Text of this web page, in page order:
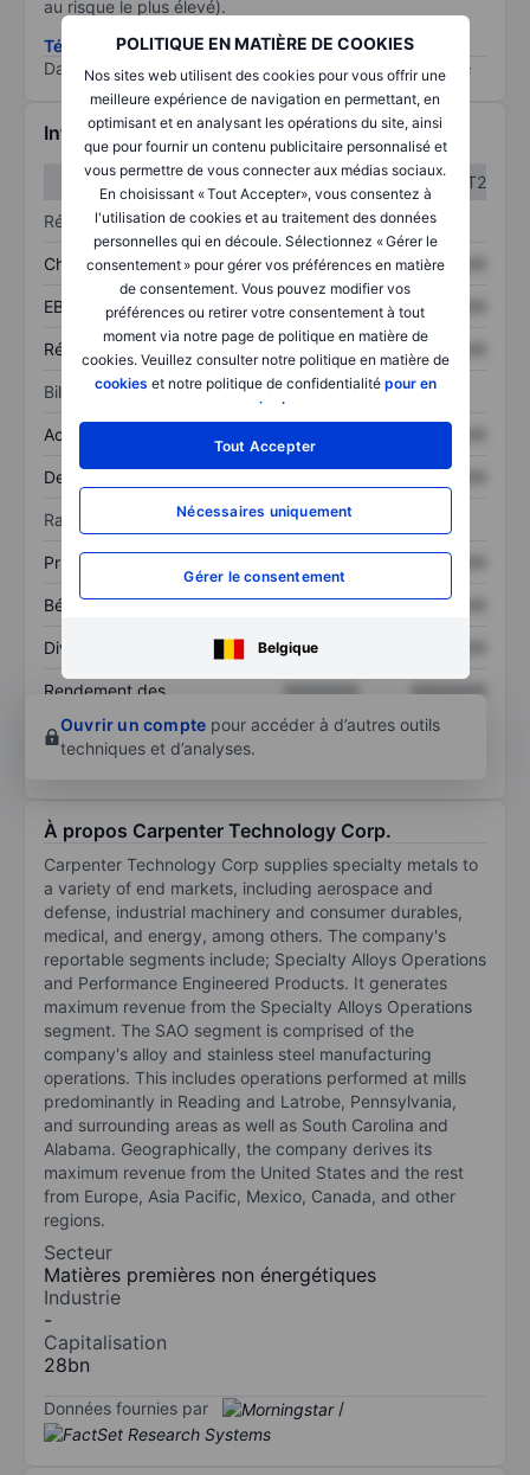
POLITIQUE EN MATIÈRE DE COOKIES
Nos sites web utilisent des cookies pour vous offrir une
meilleure expérience de navigation en permettant, en
optimisant et en analysant les opérations du site, ainsi
que pour fournir un contenu publicitaire personnalisé et
vous permettre de vous connecter aux médias sociaux.
En choisissant « Tout Accepter», vous consentez à
l'utilisation de cookies et au traitement des données
personnelles qui en découle. Sélectionnez « Gérer le
consentement » pour gérer vos préférences en matière
de consentement. Vous pouvez modifier vos
préférences ou retirer votre consentement à tout
moment via notre page de politique en matière de
cookies. Veuillez consulter notre politique en matière de
cookies et notre politique de confidentialité pour en
savoir plus
Tout Accepter
Nécessaires uniquement
Gérer le consentement
Belgique
au risque le plus élevé).
Télécharger la méthodologie ESG (en anglais)
Data provided by
/
Informations financières
T1
T2
Résultats
Chiffre d’affaires XXXXXXX XXXXXXX
EBITDA XXXXXXX XXXXXXX
Résultat net XXXXXXX XXXXXXX
Bilan
Actif total
Dette totale
Ratios
Prix / ventes XXXXXXX
Bénéfice par action XXXXXXX XXXXXXX
Dividende par action XXXXXXX
Rendement des
XXXXXXX
XXXXXXX
Ouvrir un compte pour accéder à d’autres outils
techniques et d’analyses.
À propos Carpenter Technology Corp.
Carpenter Technology Corp supplies specialty metals to
a variety of end markets, including aerospace and
defense, industrial machinery and consumer durables,
medical, and energy, among others. The company's
reportable segments include; Specialty Alloys Operations
and Performance Engineered Products. It generates
maximum revenue from the Specialty Alloys Operations
segment. The SAO segment is comprised of the
company's alloy and stainless steel manufacturing
operations. This includes operations performed at mills
predominantly in Reading and Latrobe, Pennsylvania,
and surrounding areas as well as South Carolina and
Alabama. Geographically, the company derives its
maximum revenue from the United States and the rest
from Europe, Asia Pacific, Mexico, Canada, and other
regions.
Secteur
Matières premières non énergétiques
Industrie
-
Capitalisation
28bn
Données fournies par /